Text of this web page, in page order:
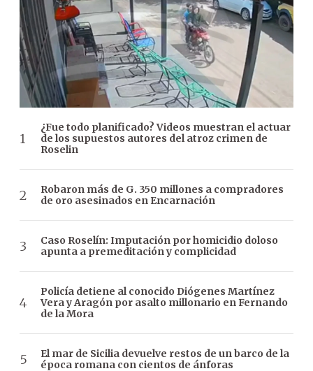
¿Fue todo planificado? Videos muestran el actuar
de los supuestos autores del atroz crimen de
Roselin
Robaron más de G. 350 millones a compradores
de oro asesinados en Encarnación
Caso Roselín: Imputación por homicidio doloso
apunta a premeditación y complicidad
Policía detiene al conocido Diógenes Martínez
Vera y Aragón por asalto millonario en Fernando
de la Mora
El mar de Sicilia devuelve restos de un barco de la
época romana con cientos de ánforas